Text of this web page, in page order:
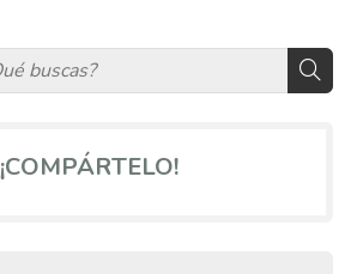
¡COMPÁRTELO!